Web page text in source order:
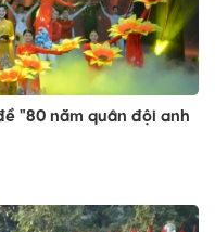
"80 năm quân đội anh